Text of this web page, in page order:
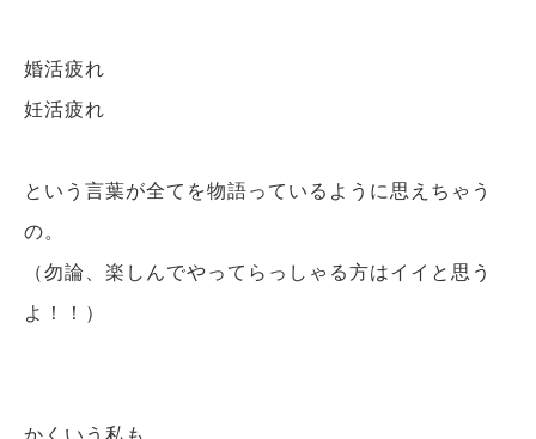
婚活疲れ
妊活疲れ
という言葉が全てを物語っているように思えちゃう
の。
（勿論、楽しんでやってらっしゃる方はイイと思う
よ！！）